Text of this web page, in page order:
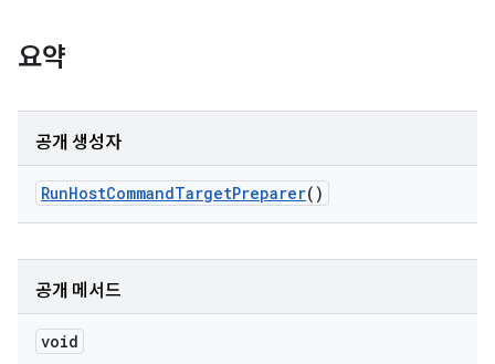
요약
공개 생성자
RunHostCommandTargetPreparer()
공개 메서드
void